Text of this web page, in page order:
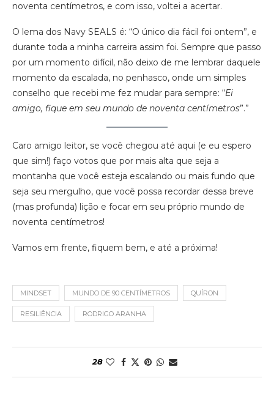
noventa centímetros, e com isso, voltei a acertar.
O lema dos Navy SEALS é: “O único dia fácil foi ontem”, e
durante toda a minha carreira assim foi. Sempre que passo
por um momento difícil, não deixo de me lembrar daquele
momento da escalada, no penhasco, onde um simples
conselho que recebi me fez mudar para sempre: “Ei
amigo, fique em seu mundo de noventa centímetros”.”
Caro amigo leitor, se você chegou até aqui (e eu espero
que sim!) faço votos que por mais alta que seja a
montanha que você esteja escalando ou mais fundo que
seja seu mergulho, que você possa recordar dessa breve
(mas profunda) lição e focar em seu próprio mundo de
noventa centímetros!
Vamos em frente, fiquem bem, e até a próxima!
MINDSET MUNDO DE 90 CENTÍMETROS QUÍRON
RESILIÊNCIA RODRIGO ARANHA
28